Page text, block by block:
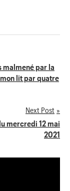
malmené par la
lit par quatre
Next Post
mercredi 12 mai
2021